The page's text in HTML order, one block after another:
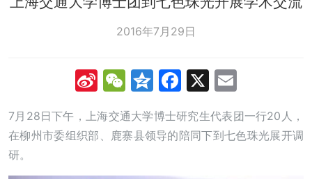
2016年7月29日
SinaWeChat
Qzone
Facebook
X
7月28日下午，上海交通大学博士研究生代表团一行20人，
在柳州市委组织部、鹿寨县领导的陪同下到七色珠光展开调
研。